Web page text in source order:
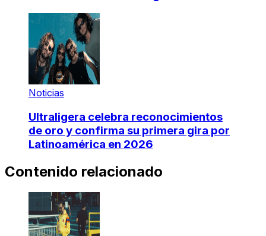
Noticias
Ultraligera celebra reconocimientos
de oro y confirma su primera gira por
Latinoamérica en 2026
Contenido relacionado